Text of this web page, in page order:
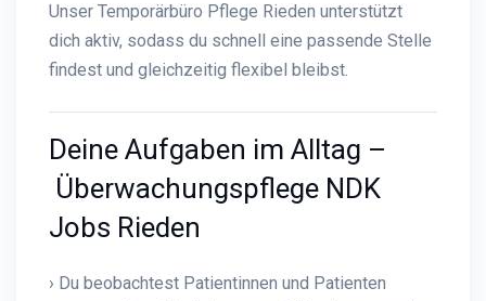
Unser Temporärbüro Pflege Rieden unterstützt
dich aktiv, sodass du schnell eine passende Stelle
findest und gleichzeitig flexibel bleibst.
Deine Aufgaben im Alltag –
Überwachungspflege NDK
Jobs Rieden
› Du beobachtest Patientinnen und Patienten